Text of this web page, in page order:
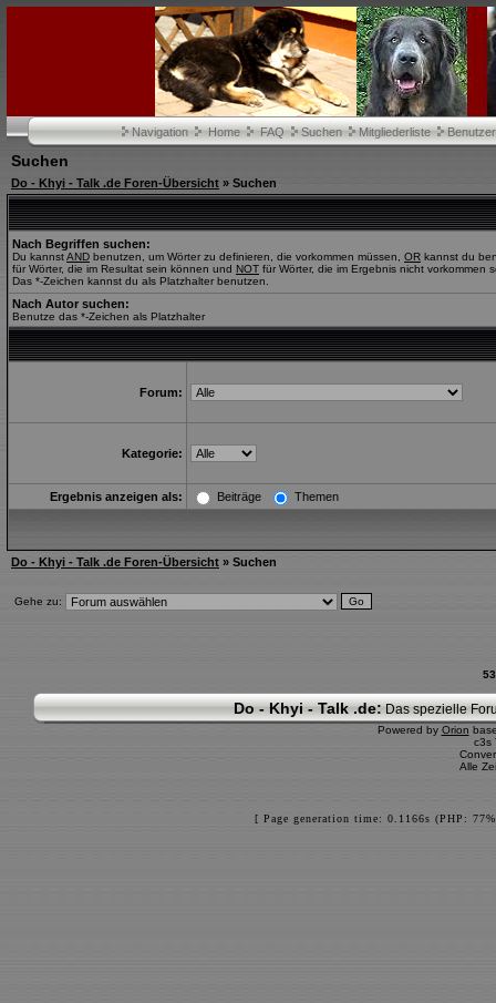
Navigation Home FAQ Suchen Mitgliederliste
Suchen
Do - Khyi - Talk .de Foren-Übersicht » Suchen
Nach Begriffen suchen:
Du kannstAND benutzen, um Wörter zu definieren, die vorkommen müssen, OR kannst du
für Wörter, die im Resultat sein können und NOT für Wörter, die im Ergebnis nicht vorkommen
Das *-Zeichen kannst du als Platzhalter benutzen.
Nach Autor suchen:
Benutze das *-Zeichen als Platzhalter
Forum:
Kategorie:
Ergebnis anzeigen als: Beiträge Themen
Do - Khyi - Talk .de Foren-Übersicht » Suchen
Gehe zu:
Do - Khyi - Talk .de: Das spezielle
Powered by Orion
c3s
Alle
[ Page generation time: 0.1166s (PHP: